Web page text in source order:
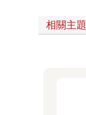
相關主題